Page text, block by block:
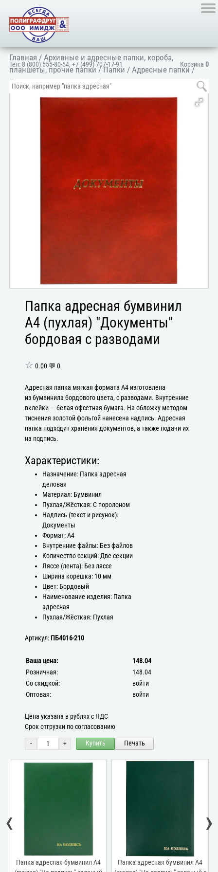
Корзина 0
Тел: 8 (800) 555-80-54,+7 (499) 707-17-91
Главная /Архивные и адресные папки, короба,
планшеты, прочие папки/Папки /Адресные папки/
Папка адресная деловая
/
Папка адресная бумвинил
А4 (пухлая) "Документы"
бордовая с разводами
☆ 0.00 💬 0
Адресная папка мягкая формата А4 изготовлена
из бумвинила бордового цвета, с разводами. Внутренние
вклейки — белая офсетная бумага. На обложку методом
тиснения золотой фольгой нанесена надпись. Адресная
папка подходит хранения документов, а также подачи их
на подпись.
Характеристики:
Назначение: Папка адресная
деловая
Материал: Бумвинил
Пухлая/Жёсткая: С поролоном
Надпись (текст и рисунок):
Документы
Формат: А4
Внутренние файлы: Без файлов
Количество секций: Две секции
Ляссе (лента): Без ляссе
Ширина корешка: 10 мм
Цвет: Бордовый
Наименование изделия: Папка
адресная
Пухлая/Жёсткая: Пухлая
Артикул: ПБ4016-210
Ваша цена:
148.04
Розничная:
148.04
Со скидкой:
войти
Оптовая:
войти
Цена указана в рублях с НДС
Срок отгрузки по согласованию
- + Купить Печать
Папка адресная бумвинил А4
Папка адресная бумвинил А4
‹ ›